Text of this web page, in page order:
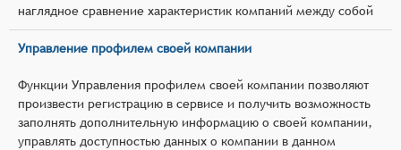
наглядное сравнение характеристик компаний между собой
Управление профилем своей компании
Функции Управления профилем своей компании позволяют
произвести регистрацию в сервисе и получить возможность
заполнять дополнительную информацию о своей компании,
управлять доступностью данных о компании в данном